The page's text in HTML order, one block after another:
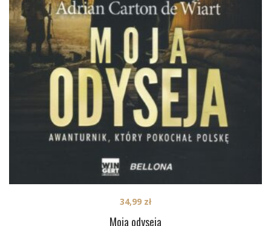
Moja odyseja
34,99 zł